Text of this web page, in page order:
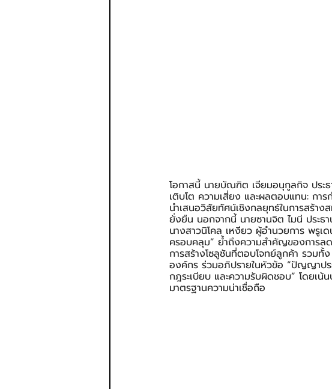
โอกาสนี้ นายบัณฑิต เจียมอนุกูลกิจ ประธ
เติบโต ความเสี่ยง และผลตอบแทน: การ
นำเสนอวิสัยทัศน์เชิงกลยุทธ์ในการสร้าง
ยั่งยืน นอกจากนี้ นายซานจิต ไมนี ประธ
นางสาวนิโคล เหงียว ผู้อำนวยการ พรูเ
ครอบคลุม” ย้ำถึงความสำคัญของการล
การสร้างโซลูชันที่ตอบโจทย์ลูกค้า รวม
องค์กร ร่วมอภิปรายในหัวข้อ “ปัญญาปร
กฎระเบียบ และความรับผิดชอบ” โดยเน้
มาตรฐานความน่าเชื่อถือ